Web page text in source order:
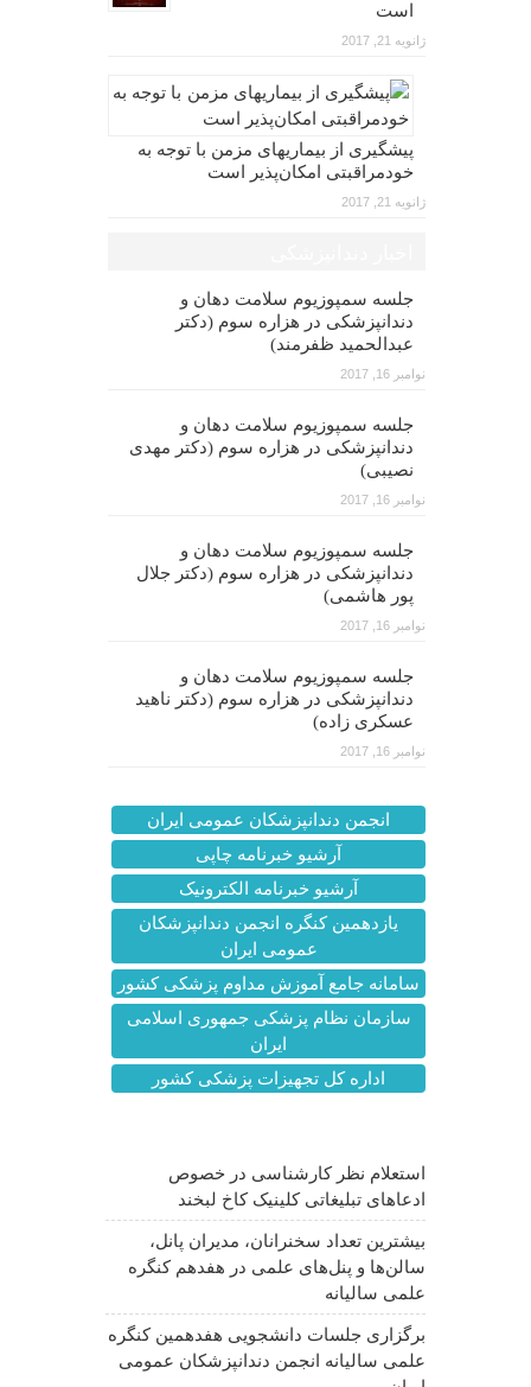
است
ژانویه 21, 2017
پیشگیری از بیماریهای مزمن با توجه به
خودمراقبتی امکان‌پذیر است
ژانویه 21, 2017
جلسه سمپوزیوم سلامت دهان و
دندانپزشکی در هزاره سوم (دکتر
عبدالحمید ظفرمند)
نوامبر 16, 2017
جلسه سمپوزیوم سلامت دهان و
دندانپزشکی در هزاره سوم (دکتر مهدی
نصیبی)
نوامبر 16, 2017
جلسه سمپوزیوم سلامت دهان و
دندانپزشکی در هزاره سوم (دکتر جلال
پور هاشمی)
نوامبر 16, 2017
جلسه سمپوزیوم سلامت دهان و
دندانپزشکی در هزاره سوم (دکتر ناهید
عسکری زاده)
نوامبر 16, 2017
انجمن دندانپزشکان عمومی ایران
آرشیو خبرنامه چاپی
آرشیو خبرنامه الکترونیک
یازدهمین کنگره انجمن دندانپزشکان
عمومی ایران
سامانه جامع آموزش مداوم پزشکی کشور
سازمان نظام پزشکی جمهوری اسلامی
ایران
اداره کل تجهیزات پزشکی کشور
استعلام نظر کارشناسی در خصوص
ادعاهای تبلیغاتی کلینیک کاخ لبخند
بیشترین تعداد سخنرانان، مدیران پانل،
سالن‌ها و پنل‌های علمی در هفدهم کنگره
علمی سالیانه
برگزاری جلسات دانشجویی هفدهمین کنگره
علمی سالیانه انجمن دندانپزشکان عمومی